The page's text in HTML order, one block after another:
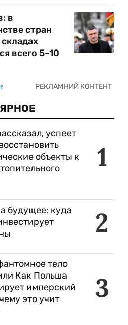
в
стран
всего 5–10
1
успеет
объекты к
2
будущее: куда
3
тело
Как Польша
имперский
это учит